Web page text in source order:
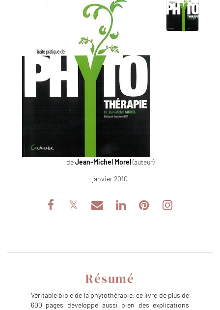
deJean-Michel Morel (auteur)
janvier 2010
Résumé
Véritable bible de la phytothérapie, ce livre de plus de
600 pages développe aussi bien des explications